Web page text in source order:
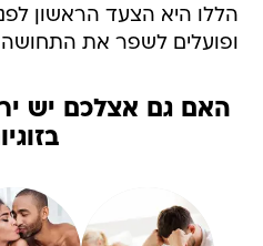
הללו היא הצעד הראשון
ופועלים לשפר את התחושה
האם גם אצלכם יש